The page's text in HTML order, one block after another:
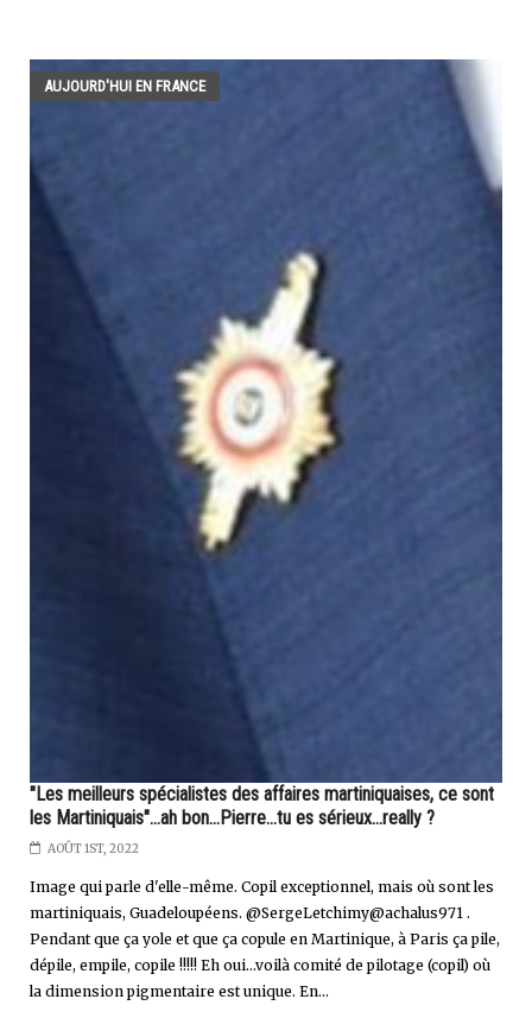
AUJOURD'HUI EN FRANCE
"Les meilleurs spécialistes des affaires martiniquaises, ce sont
les Martiniquais"...ah bon...Pierre...tu es sérieux...really ?
AOÛT 1ST, 2022
Image qui parle d'elle-même. Copil exceptionnel, mais où sont les
martiniquais, Guadeloupéens. @SergeLetchimy@achalus971 .
Pendant que ça yole et que ça copule en Martinique, à Paris ça pile,
dépile, empile, copile !!!!! Eh oui...voilà comité de pilotage (copil) où
la dimension pigmentaire est unique. En...